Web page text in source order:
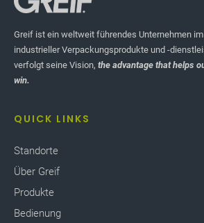
Greif ist ein weltweit führendes Unternehmen
industrieller Verpackungsprodukte und -
verfolgt seine Vision, the advantage that helps
win.
QUICK LINKS
Standorte
Über Greif
Produkte
Bedienung